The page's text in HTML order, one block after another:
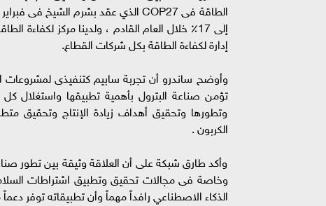
إلى 17٪ خلال العام القادم ، ولدينا مركز
إدارة لكفاءة الطاقة بكل شركات القطاع.
وأوضح ساندرو أن تجربة سابيم كتنفيذى لمشروعات
تؤمن صناعة البترول بأهمية تطبيقها واستغلال
وتطورها وتحقيق أهداف زيادة الإنتاج وتحقيق
الكربون .
وأكد طارق شبكة على أن العلاقة وثيقة بين تطور
وخاصة فى مجالات تحقيق وتطبيق اشتراطات
الذكاء الاصطناعي رافداً مهماً وأن تطبيقاته توفر